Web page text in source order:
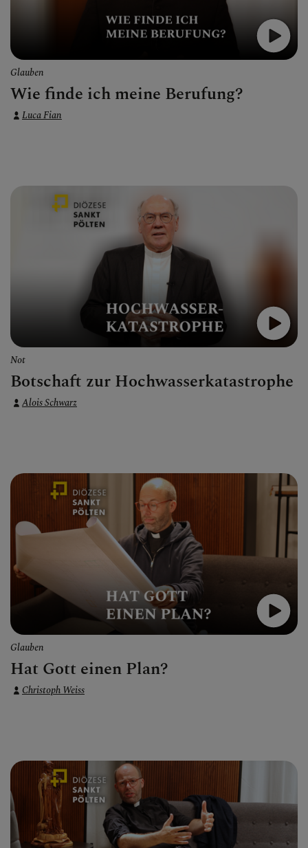
Glauben
Wie finde ich meine Berufung?
Luca Fian
Not
Botschaft zur Hochwasserkatastrophe
Alois Schwarz
Glauben
Hat Gott einen Plan?
Christoph Weiss